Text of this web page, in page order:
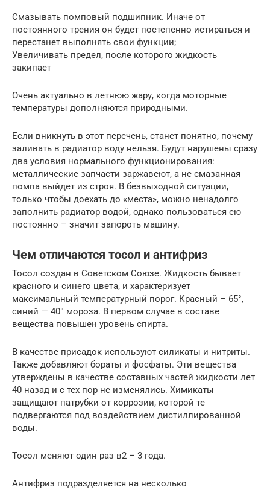
Смазывать помповый подшипник. Иначе от
постоянного трения он будет постепенно истираться и
перестанет выполнять свои функции;
Увеличивать предел, после которого жидкость
закипает
Очень актуально в летнюю жару, когда моторные
температуры дополняются природными.
Если вникнуть в этот перечень, станет понятно, почему
заливать в радиатор воду нельзя. Будут нарушены сразу
два условия нормального функционирования:
металлические запчасти заржавеют, а не смазанная
помпа выйдет из строя. В безвыходной ситуации,
только чтобы доехать до «места», можно ненадолго
заполнить радиатор водой, однако пользоваться ею
постоянно – значит запороть машину.
Чем отличаются тосол и антифриз
Тосол создан в Советском Союзе. Жидкость бывает
красного и синего цвета, и характеризует
максимальный температурный порог. Красный – 65°,
синий — 40° мороза. В первом случае в составе
вещества повышен уровень спирта.
В качестве присадок используют силикаты и нитриты.
Также добавляют бораты и фосфаты. Эти вещества
утверждены в качестве составных частей жидкости лет
40 назад и с тех пор не изменялись. Химикаты
защищают патрубки от коррозии, которой те
подвергаются под воздействием дистиллированной
воды.
Тосол меняют один раз в2 – 3 года.
Антифриз подразделяется на несколько